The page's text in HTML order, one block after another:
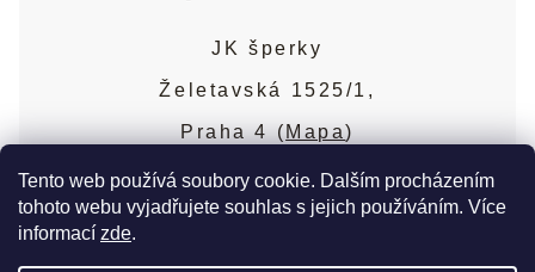
Tento web používá soubory cookie. Dalším procházením
tohoto webu vyjadřujete souhlas s jejich používáním. Více
informací zde.
Obchodní podmínky
Puncovní značky
Blog
Nejčastější dotazy
JK šperky
Želetavská 1525/1,
Praha 4 ( Mapa)
Více o prodejně
Copyright 2026JK šperky. Všechna práva